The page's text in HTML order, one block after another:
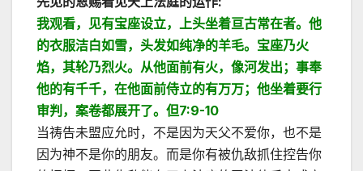
我观看，见有宝座设立，上头坐着亘古常在者。他
的衣服洁白如雪，头发如纯净的羊毛。宝座乃火
焰，其轮乃烈火。从他面前有火，像河发出；事奉
他的有千千，在他面前侍立的有万万；他坐着要行
审判，案卷都展开了。但7:9-10
当祷告未盟应允时，不是因为天父不爱你，也不是
因为神不是你的朋友。而是你有被仇敌抓住控告你